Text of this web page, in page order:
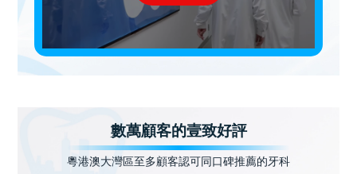
數萬顧客的壹致好評
粵港澳大灣區至多顧客認可同口碑推薦的牙科